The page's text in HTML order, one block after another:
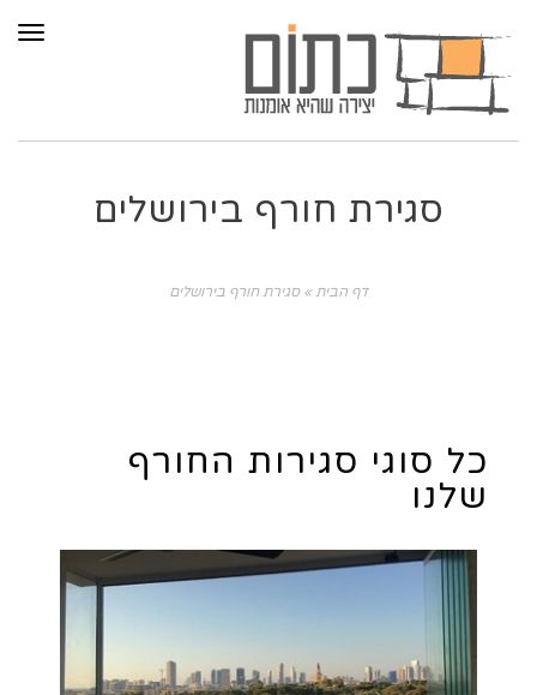
סגירת חורף בירושלים
דף הבית»סגירת חורף בירושלים
כל סוגי סגירות החורף
שלנו